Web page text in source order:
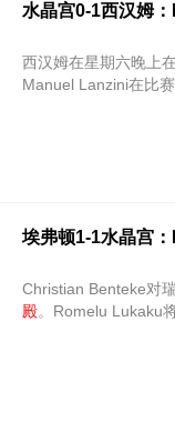
水晶宫0-1西汉姆
西汉姆在星期六晚上
Manuel Lanzini在比
埃弗顿1-1水晶宫
Christian Benteke对
殿。Romelu Lukaku